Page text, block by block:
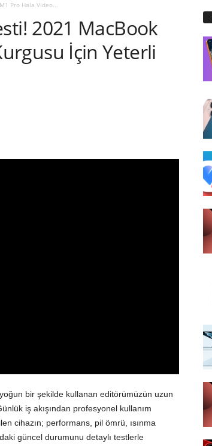
Pro Hala Video...
2021 MacBook
İçin Yeterli
bir şekilde kullanan editörümüzün uzun
iş akışından profesyonel kullanım
cihazın; performans, pil ömrü, ısınma
güncel durumunu detaylı testlerle